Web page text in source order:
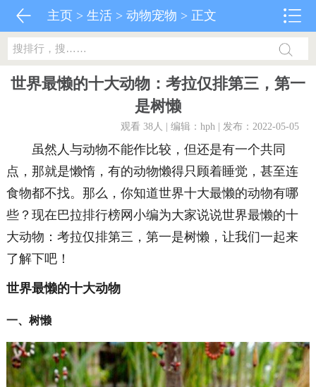
主页 >生活 >动物宠物 > 正文
世界最懒的十大动物：考拉仅排第三，第一
是树懒
观看 38人 | 编辑：hph | 发布：2022-05-05
虽然人与动物不能作比较，但还是有一个共同
点，那就是懒惰，有的动物懒得只顾着睡觉，甚至连
食物都不找。那么，你知道世界十大最懒的动物有哪
些？现在巴拉排行榜网小编为大家说说世界最懒的十
大动物：考拉仅排第三，第一是树懒，让我们一起来
了解下吧！
世界最懒的十大动物
一、树懒